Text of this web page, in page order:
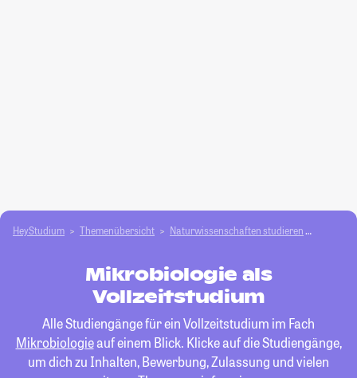
HeyStudium Themenübersicht Natur­wissenschaften studieren
Mikrobiologie als
Vollzeitstudium
Alle Studiengänge für ein Vollzeitstudium im Fach
Mikrobiologieauf einem Blick. Klicke auf die Studiengänge,
um dich zu Inhalten, Bewerbung, Zulassung und vielen